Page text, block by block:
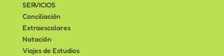
SERVICIOS
Conciliación
Extraescolares
Natación
Viajes de Estudios